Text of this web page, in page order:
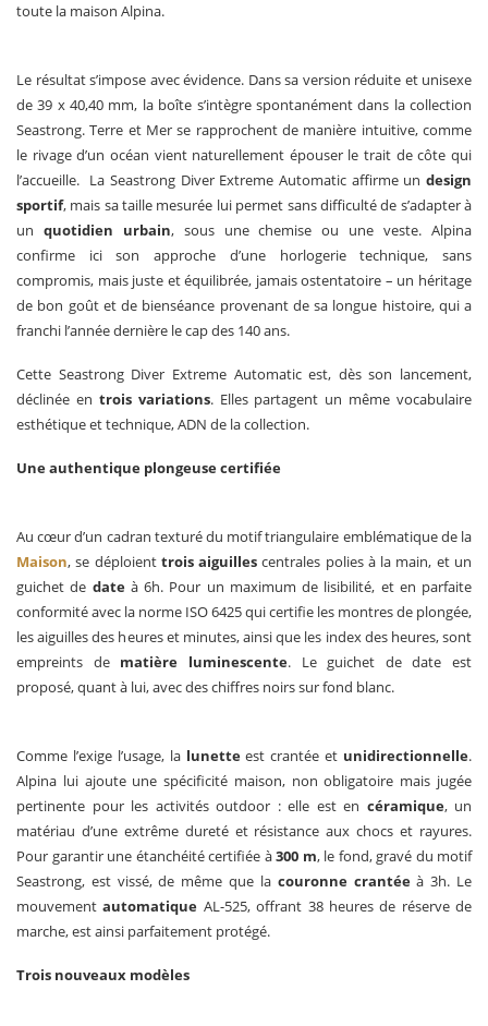
toute la maison Alpina.
Le résultat s’impose avec évidence. Dans sa version réduite et unisexe
de 39 x 40,40 mm, la boîte s’intègre spontanément dans la collection
Seastrong. Terre et Mer se rapprochent de manière intuitive, comme
le rivage d’un océan vient naturellement épouser le trait de côte qui
l’accueille. La Seastrong Diver Extreme Automatic affirme un design
sportif, mais sa taille mesurée lui permet sans difficulté de s’adapter à
un quotidien urbain, sous une chemise ou une veste. Alpina
confirme ici son approche d’une horlogerie technique, sans
compromis, mais juste et équilibrée, jamais ostentatoire – un héritage
de bon goût et de bienséance provenant de sa longue histoire, qui a
franchi l’année dernière le cap des 140 ans.
Cette Seastrong Diver Extreme Automatic est, dès son lancement,
déclinée en trois variations. Elles partagent un même vocabulaire
esthétique et technique, ADN de la collection.
Une authentique plongeuse certifiée
Au cœur d’un cadran texturé du motif triangulaire emblématique de la
Maison, se déploient trois aiguilles centrales polies à la main, et un
guichet de dateà 6h. Pour un maximum de lisibilité, et en parfaite
conformité avec la norme ISO 6425 qui certifie les montres de plongée,
les aiguilles des heures et minutes, ainsi que les index des heures, sont
empreints de matière luminescente. Le guichet de date est
proposé, quant à lui, avec des chiffres noirs sur fond blanc.
Comme l’exige l’usage, la lunetteest crantée et unidirectionnelle.
Alpina lui ajoute une spécificité maison, non obligatoire mais jugée
pertinente pour les activités outdoor : elle est en céramique, un
matériau d’une extrême dureté et résistance aux chocs et rayures.
Pour garantir une étanchéité certifiée à300 m, le fond, gravé du motif
Seastrong, est vissé, de même que la couronne crantéeà 3h. Le
mouvementautomatique AL-525, offrant 38 heures de réserve de
marche, est ainsi parfaitement protégé.
Trois nouveaux modèles